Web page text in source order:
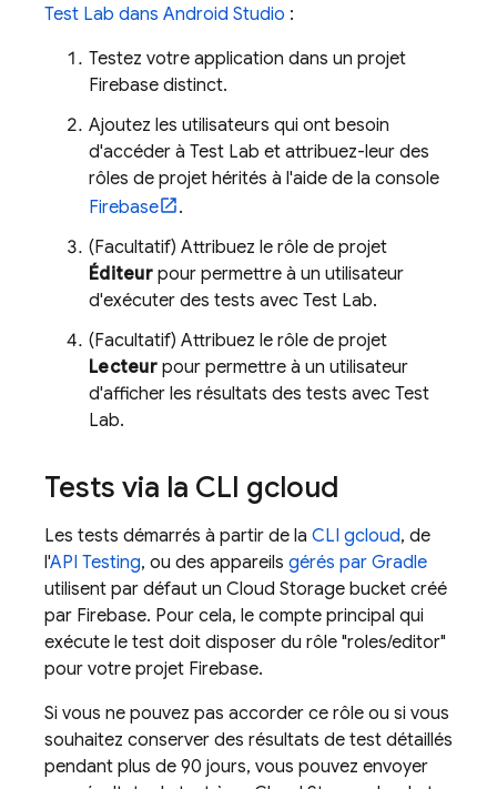
Test Lab dans Android Studio :
Testez votre application dans un projet
Firebase distinct.
Ajoutez les utilisateurs qui ont besoin
d'accéder à Test Lab et attribuez-leur des
rôles de projet hérités à l'aide de la console
Firebase
.
(Facultatif) Attribuez le rôle de projet
Éditeurpour permettre à un utilisateur
d'exécuter des tests avec Test Lab.
(Facultatif) Attribuez le rôle de projet
Lecteurpour permettre à un utilisateur
d'afficher les résultats des tests avec Test
Lab.
Tests via la CLI gcloud
Les tests démarrés à partir de la CLI gcloud, de
l'API Testing, ou des appareils gérés par Gradle
utilisent par défaut un Cloud Storage bucket créé
par Firebase. Pour cela, le compte principal qui
exécute le test doit disposer du rôle "roles/editor"
pour votre projet Firebase.
Si vous ne pouvez pas accorder ce rôle ou si vous
souhaitez conserver des résultats de test détaillés
pendant plus de 90 jours, vous pouvez envoyer